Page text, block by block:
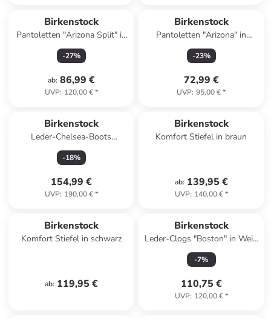
Birkenstock
Pantoletten "Arizona Split" in
Schwarz in Schwarz
-27%
ab: 86,99 €
UVP: 120,00 €*
Birkenstock
Pantoletten "Arizona" in
Schwarz - Weite N
-23%
72,99 €
UVP: 95,00 €*
Birkenstock
Leder-Chelsea-Boots
"Highwood" in Braun - Weite
S
-18%
154,99 €
UVP: 190,00 €*
Birkenstock
Komfort Stiefel in braun
ab: 139,95 €
UVP: 140,00 €*
Birkenstock
Komfort Stiefel in schwarz
ab: 119,95 €
Birkenstock
Leder-Clogs "Boston" in Weiß
- Weite S
-7%
110,75 €
UVP: 120,00 €*